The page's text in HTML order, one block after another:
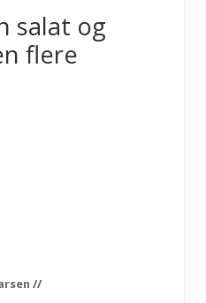
salat og
flere
//